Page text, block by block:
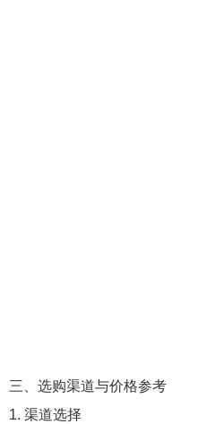
三、选购渠道与价格参考
1. 渠道选择